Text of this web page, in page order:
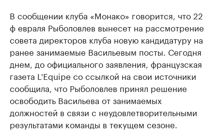
В сообщении клуба «Монако» говорится, что 22
ф евраля Рыболовлев вынесет на рассмотрение
совета директоров клуба новую кандидатуру на
ранее занимаемые Васильевым посты. Сегодня
днем, до официального заявления, французская
газета L'Equipe со ссылкой на свои источники
сообщила, что Рыболовлев принял решение
освободить Васильева от занимаемых
должностей в связи с неудовлетворительными
результатами команды в текущем сезоне.